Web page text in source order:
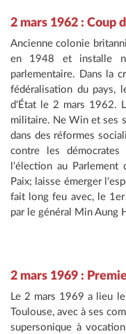
2 mars 1962 : Coup
Ancienne colonie
en 1948 et installe
parlementaire. Dans la
fédéralisation du pays,
d'État le 2 mars 1962.
militaire. Ne Win et ses
dans des réformes
contre les
l'élection au
Paix; laisse émerger
fait long feu avec, le
par le général Min Aung
2 mars 1969 :
Le 2 mars 1969 a lieu
Toulouse, avec à ses
supersonique à